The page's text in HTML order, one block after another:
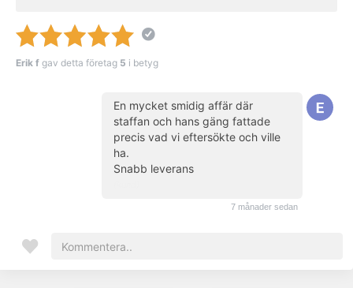
Erik f gav detta företag 5 i betyg
En mycket smidig affär där
staffan och hans gäng fattade
precis vad vi eftersökte och ville
ha.
Snabb leverans
7 månader sedan